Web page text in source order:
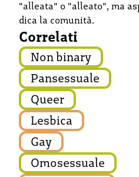
"alleata" o "alleato", ma
dica la comunità.
Correlati
Non binary
Pansessuale
Queer
Lesbica
Gay
Omosessuale